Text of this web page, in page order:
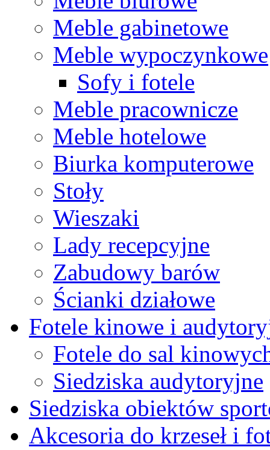
Meble gabinetowe
Meble wypoczynkowe
Sofy i fotele
Meble pracownicze
Meble hotelowe
Biurka komputerowe
Stoły
Wieszaki
Lady recepcyjne
Zabudowy barów
Ścianki działowe
Fotele kinowe i
Fotele do sal
Siedziska audytoryjne
Siedziska obiektów
Akcesoria do krzeseł i